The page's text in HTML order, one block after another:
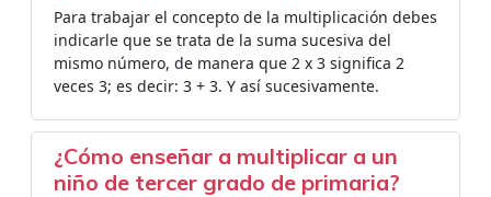
Para trabajar el concepto de la multiplicación debes
indicarle que se trata de la suma sucesiva del
mismo número, de manera que 2 x 3 significa 2
veces 3; es decir: 3 + 3. Y así sucesivamente.
¿Cómo enseñar a multiplicar a un
niño de tercer grado de primaria?